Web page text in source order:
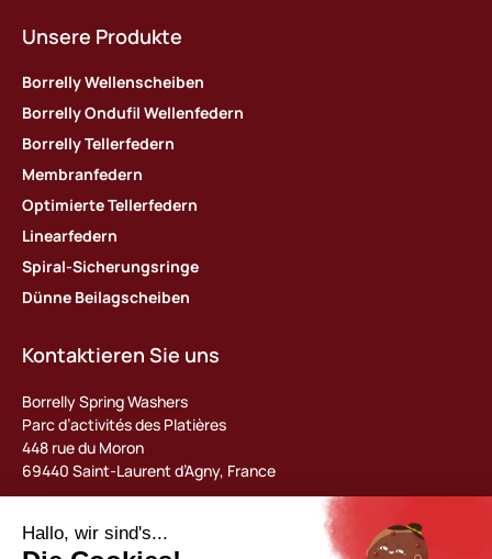
Unsere Produkte
Borrelly Wellenscheiben
Borrelly Ondufil Wellenfedern
Borrelly Tellerfedern
Membranfedern
Optimierte Tellerfedern
Linearfedern
Spiral-Sicherungsringe
Dünne Beilagscheiben
Kontaktieren Sie uns
Borrelly Spring Washers
Parc d’activités des Platières
448 rue du Moron
69440 Saint-Laurent d’Agny, France
contact@borrelly.com